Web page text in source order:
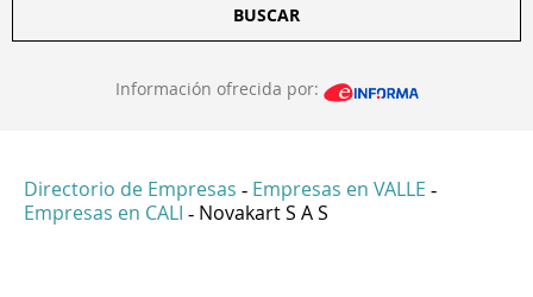
BUSCAR
Información ofrecida por:
Directorio de Empresas - Empresas en VALLE -
Empresas en CALI - Novakart S A S